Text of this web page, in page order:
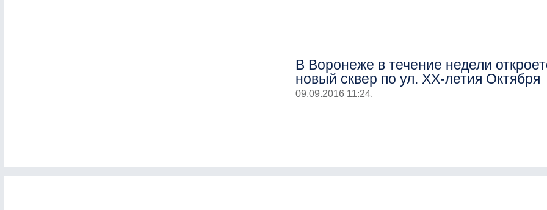
В Воронеже в течение недели
новый сквер по ул. ХХ-летия Октября
09.09.2016 11:24.